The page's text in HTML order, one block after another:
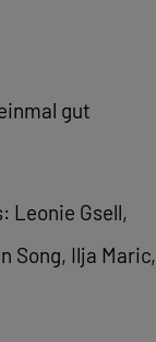
gut
Leonie Gsell,
Song, Ilja Maric,